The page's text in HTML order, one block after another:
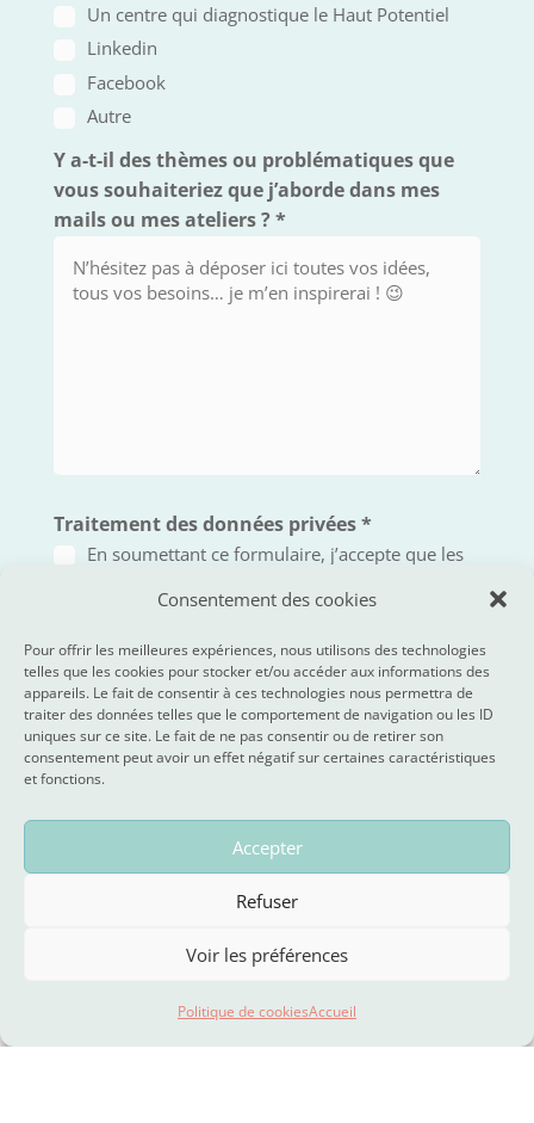
Consentement des cookies
Pour offrir les meilleures expériences, nous utilisons des technologies
telles que les cookies pour stocker et/ou accéder aux informations des
appareils. Le fait de consentir à ces technologies nous permettra de
traiter des données telles que le comportement de navigation ou les ID
uniques sur ce site. Le fait de ne pas consentir ou de retirer son
consentement peut avoir un effet négatif sur certaines caractéristiques
et fonctions.
Accepter
Refuser
Voir les préférences
Politique de cookiesAccueil
Un centre qui diagnostique le Haut Potentiel
Linkedin
Facebook
Autre
Y a-t-il des thèmes ou problématiques que
vous souhaiteriez que j’aborde dans mes
mails ou mes ateliers ? *
Traitement des données privées*
En soumettant ce formulaire, j’accepte que les
dans le cadre de ma demande ainsi que pour me
proposer d’autres services. Acsens s’engage à ne
transmettre mes données à aucun tiers, quel qu’il
soit.